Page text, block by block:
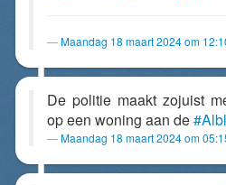
Maandag 18 maart 2024 om
De politie maakt zojuist
op een woning aan de
Maandag 18 maart 2024 om